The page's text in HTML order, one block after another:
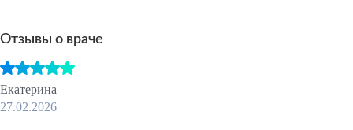
Отзывы о враче
Екатерина
27.02.2026